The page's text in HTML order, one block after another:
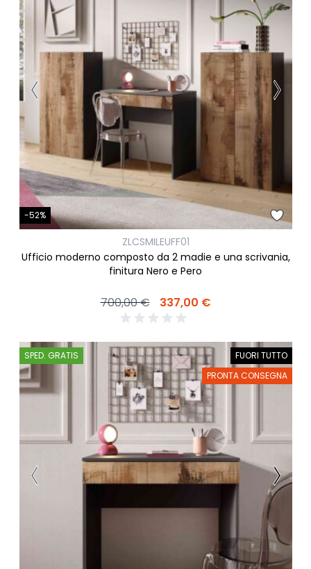
-52%
ZLCSMILEUFF01
Ufficio moderno composto da 2 madie e una scrivania,
finitura Nero e Pero
700,00 € 337,00 €
SPED. GRATIS
FUORI TUTTO
PRONTA CONSEGNA